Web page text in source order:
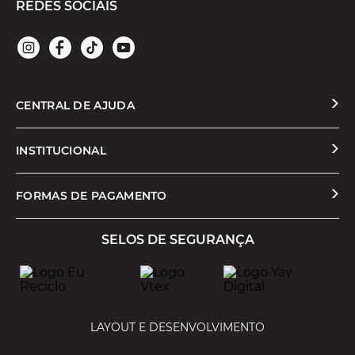
REDES SOCIAIS
CENTRAL DE AJUDA
Solicitar Troca ou Devolução
Formas de Pagamento
Cashback
INSTITUCIONAL
Quem Somos
Trabalhe Conosco
Política de Privacidade
FORMAS DE PAGAMENTO
SELOS DE SEGURANÇA
LAYOUT E DESENVOLVIMENTO